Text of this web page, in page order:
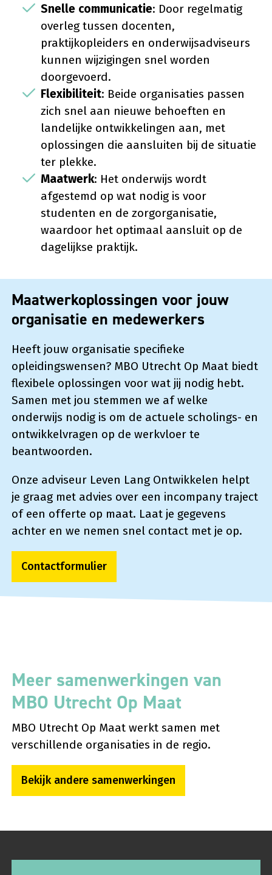
Snelle communicatie: Door regelmatig
overleg tussen docenten,
praktijkopleiders en onderwijsadviseurs
kunnen wijzigingen snel worden
doorgevoerd.
Flexibiliteit: Beide organisaties passen
zich snel aan nieuwe behoeften en
landelijke ontwikkelingen aan, met
oplossingen die aansluiten bij de situatie
ter plekke.
Maatwerk: Het onderwijs wordt
afgestemd op wat nodig is voor
studenten en de zorgorganisatie,
waardoor het optimaal aansluit op de
dagelijkse praktijk.
Maatwerkoplossingen voor jouw
organisatie en medewerkers
Heeft jouw organisatie specifieke
opleidingswensen? MBO Utrecht Op Maat biedt
flexibele oplossingen voor wat jij nodig hebt.
Samen met jou stemmen we af welke
onderwijs nodig is om de actuele scholings- en
ontwikkelvragen op de werkvloer te
beantwoorden.
Onze adviseur Leven Lang Ontwikkelen helpt
je graag met advies over een incompany traject
of een offerte op maat. Laat je gegevens
achter en we nemen snel contact met je op.
Contactformulier
Meer samenwerkingen van
MBO Utrecht Op Maat
MBO Utrecht Op Maat werkt samen met
verschillende organisaties in de regio.
Bekijk andere samenwerkingen